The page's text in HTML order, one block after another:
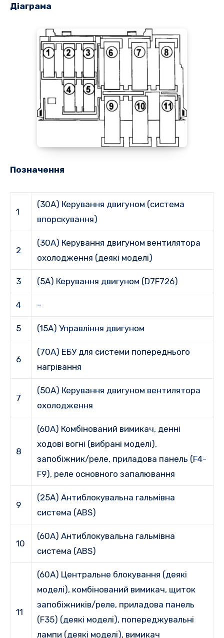
Діаграма
Позначення
1
(30A) Керування двигуном (система
впорскування)
2
(30A) Керування двигуном вентилятора
охолодження (деякі моделі)
3 (5A) Керування двигуном (D7F726)
4 –
5 (15A) Управління двигуном
6
(70A) ЕБУ для системи попереднього
нагрівання
7
(50A) Керування двигуном вентилятора
охолодження
8
(60A) Комбінований вимикач, денні
ходові вогні (вибрані моделі),
запобіжник/реле, приладова панель (F4-
F9), реле основного запалювання
9
(25A) Антиблокувальна гальмівна
система (ABS)
10
(60A) Антиблокувальна гальмівна
система (ABS)
11
(60A) Центральне блокування (деякі
моделі), комбінований вимикач, щиток
запобіжників/реле, приладова панель
(F35) (деякі моделі), попереджувальні
лампи (деякі моделі), вимикач